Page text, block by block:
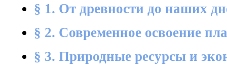
§ 1. От древности до наших
§ 2. Современное освоение
§ 3. Природные ресурсы и